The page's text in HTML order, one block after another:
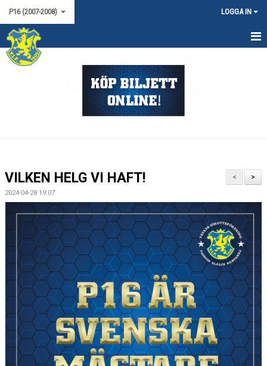
P16 (2007-2008) LOGGA IN
HEM
LAGSPONSORER
KONTAKT
>
<
VILKEN HELG VI HAFT!
2024-04-28 19:07